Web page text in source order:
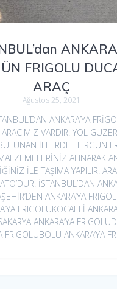
FRIGOLU
ARAÇ
Ağustos 25, 2021
ANKARA’YA
VARDIR. YOL
İLLERDE HERGÜN
ALINARAK
İLE TAŞIMA YAPILIR.
İSTANBUL’DAN
ANKARA’YA
FRIGOLUKOCAELİ
ANKARA’YA
FRIGOLUBOLU ANKARA’YA